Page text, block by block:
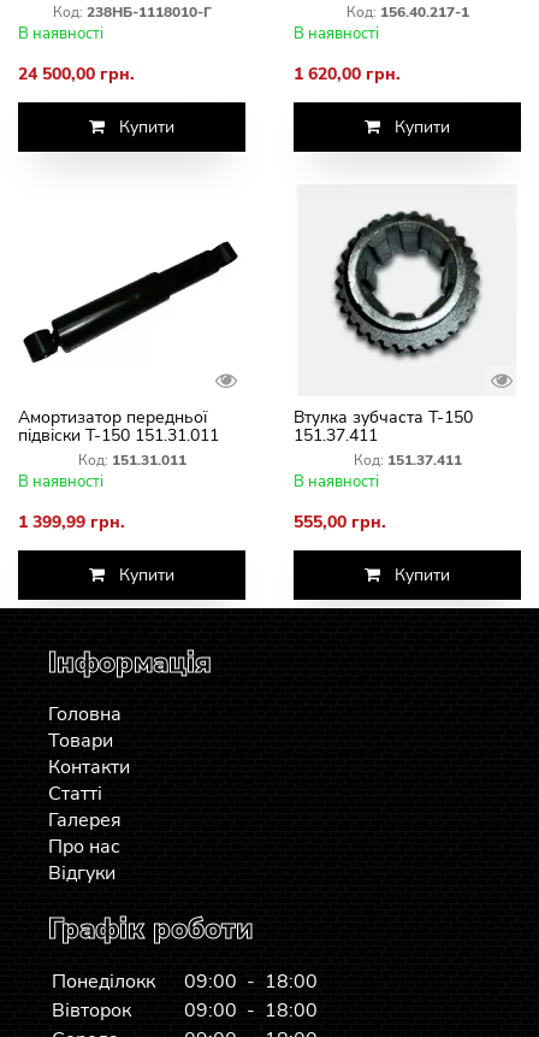
Код: 238НБ-1118010-Г
В наявності
24 500,00 грн.
Купити
Код: 156.40.217-1
В наявності
1 620,00 грн.
Купити
Амортизатор передньої
підвіски Т-150 151.31.011
Код: 151.31.011
В наявності
1 399,99 грн.
Купити
Втулка зубчаста Т-150
151.37.411
Код: 151.37.411
В наявності
555,00 грн.
Купити
Інформація
Головна
Товари
Контакти
Статті
Галерея
Про нас
Відгуки
Графік роботи
Понеділокк
09:00 - 18:00
Вівторок
09:00 - 18:00